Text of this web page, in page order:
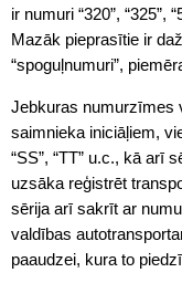
ir numuri “320”, “325”,
Mazāk pieprasītie ir
“spoguļnumuri”,
Jebkuras numurzīmes
saimnieka iniciāļiem,
“SS”, “TT” u.c., kā arī
uzsāka reģistrēt
sērija arī sakrīt ar
valdības
paaudzei, kura to